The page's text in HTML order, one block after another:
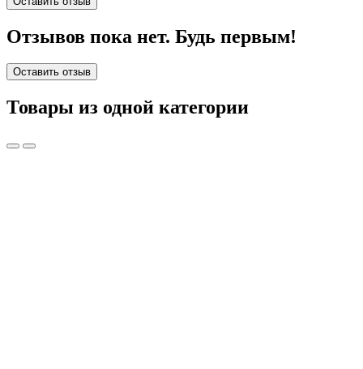
Отзывов пока нет. Будь первым!
Оставить отзыв
Товары из одной категории